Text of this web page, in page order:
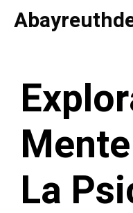
Saltar
La